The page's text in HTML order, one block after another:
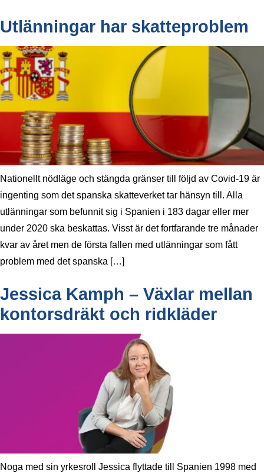
Utlänningar har skatteproblem
Nationellt nödläge och stängda gränser till följd av Covid-19 är
ingenting som det spanska skatteverket tar hänsyn till. Alla
utlänningar som befunnit sig i Spanien i 183 dagar eller mer
under 2020 ska beskattas. Visst är det fortfarande tre månader
kvar av året men de första fallen med utlänningar som fått
problem med det spanska […]
Jessica Kamph – Växlar mellan
kontorsdräkt och ridkläder
Noga med sin yrkesroll Jessica flyttade till Spanien 1998 med